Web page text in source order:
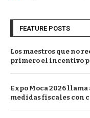
FEATURE POSTS
Los maestros que no
primero el incentivo
Expo Moca 2026
medidas fiscales con